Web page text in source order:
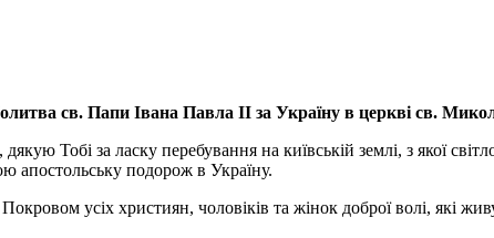
св. Папи Івана Павла ІІ за Україну в церкві св.
Тобі за ласку перебування на київській землі, з якої
апостольську подорож в Україну.
усіх християн, чоловіків та жінок доброї волі, які